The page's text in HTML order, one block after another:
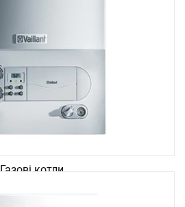
Газові котли